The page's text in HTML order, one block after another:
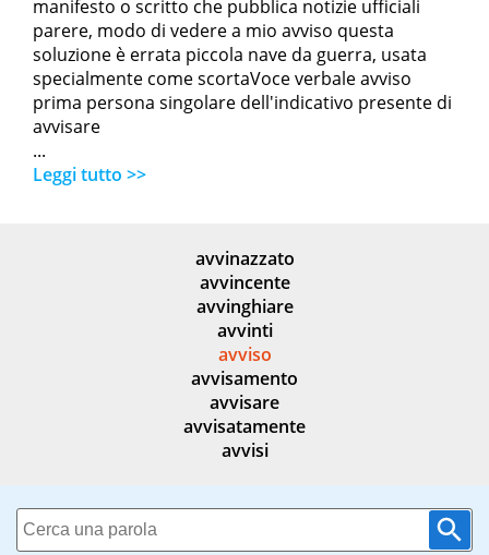
manifesto o scritto che pubblica notizie ufficiali
parere, modo di vedere a mio avviso questa
soluzione è errata piccola nave da guerra, usata
specialmente come scortaVoce verbale avviso
prima persona singolare dell'indicativo presente di
avvisare
...
Leggi tutto >>
avvinazzato
avvincente
avvinghiare
avvinti
avviso
avvisamento
avvisare
avvisatamente
avvisi